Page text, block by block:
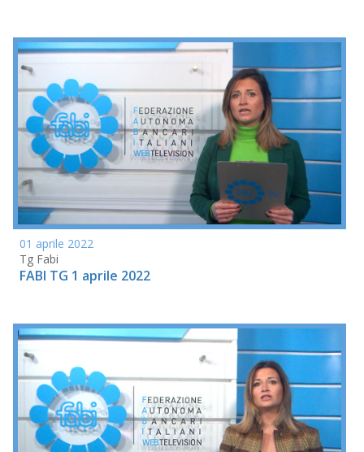
01 aprile 2022
Tg Fabi
FABI TG 1 aprile 2022